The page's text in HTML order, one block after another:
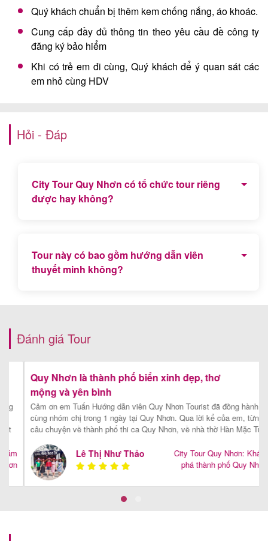
Quý khách chuẩn bị thêm kem chống nắng, áo khoác.
Cung cấp đầy đủ thông tin theo yêu cầu đề công ty
đăng ký bảo hiểm
Khi có trẻ em đi cùng, Quý khách để ý quan sát các
em nhỏ cùng HDV
Hỏi - Đáp
City Tour Quy Nhơn có tổ chức tour riêng
được hay không?
Tour này có bao gồm hướng dẫn viên
thuyết minh không?
Đánh giá Tour
Quy Nhơn là thành phố biển xinh đẹp, thơ
mộng và yên bình
Cảm ơn em Tuấn Hướng dẫn viên Quy Nhơn Tourist đã đồng hành
cùng nhóm chị trong 1 ngày tại Quy Nhơn. Qua lời kể của em, từng
câu chuyện về thành phố thi ca Quy Nhơn, về nhà thờ Hàn Mặc Tử,
trai miền đất võ Bình Định.
[Xem chi tiết]
Lê Thị Như Thảo
City Tour Quy Nhơn: Khám
phá thành phố Quy Nhơn